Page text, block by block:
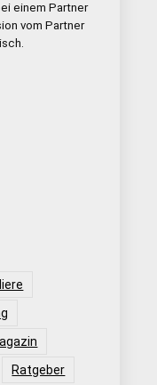
einem Partner
vom Partner
Ratgeber